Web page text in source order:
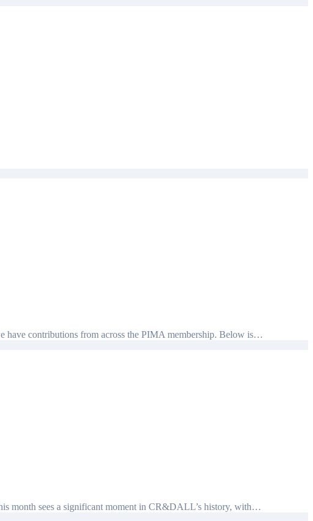
have contributions from across the PIMA membership. Below is…
month sees a significant moment in CR&DALL’s history, with…